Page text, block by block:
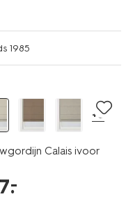
1985
+6
Calais ivoor
.
–